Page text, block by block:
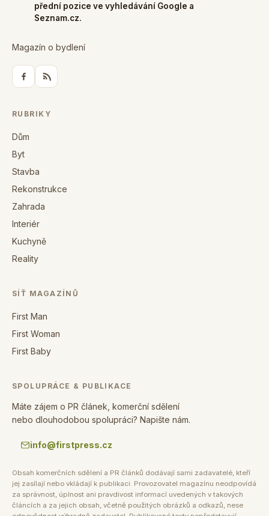
přední pozice ve vyhledávání Google a
Seznam.cz.
Magazín o bydlení
RUBRIKY
Dům
Byt
Stavba
Rekonstrukce
Zahrada
Interiér
Kuchyně
Reality
SÍŤ MAGAZÍNŮ
First Man
First Woman
First Baby
SPOLUPRÁCE & PUBLIKACE
Máte zájem o PR článek, komerční sdělení
nebo dlouhodobou spolupráci? Napište nám.
info@firstpress.cz
Obsah komerčních sdělení a PR článků dodávají sami zadavatelé, kteří
jej zasílají nebo vkládají k publikaci. Provozovatel magazínu neodpovídá
za správnost, úplnost ani pravdivost informací uvedených v takových
článcích a za jejich obsah, včetně použitých obrázků a odkazů, nese